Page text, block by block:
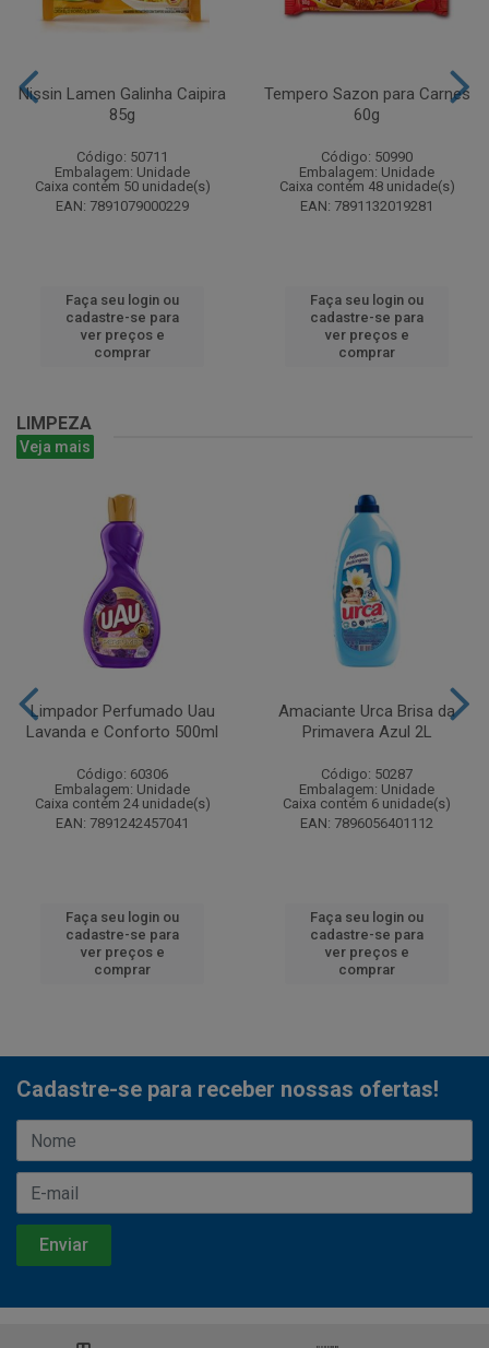
Nissin Lamen Galinha Caipira
85g
Código: 50711
Embalagem: Unidade
Caixa contém 50 unidade(s)
EAN: 7891079000229
Faça seu login ou
cadastre-se para
ver preços e
comprar
Tempero Sazon para Carnes
60g
Código: 50990
Embalagem: Unidade
Caixa contém 48 unidade(s)
EAN: 7891132019281
Faça seu login ou
cadastre-se para
ver preços e
comprar
LIMPEZA
Veja mais
Limpador Perfumado Uau
Lavanda e Conforto 500ml
Código: 60306
Embalagem: Unidade
Caixa contém 24 unidade(s)
EAN: 7891242457041
Faça seu login ou
cadastre-se para
ver preços e
comprar
Amaciante Urca Brisa da
Primavera Azul 2L
Código: 50287
Embalagem: Unidade
Caixa contém 6 unidade(s)
EAN: 7896056401112
Faça seu login ou
cadastre-se para
ver preços e
comprar
Cadastre-se para receber nossas ofertas!